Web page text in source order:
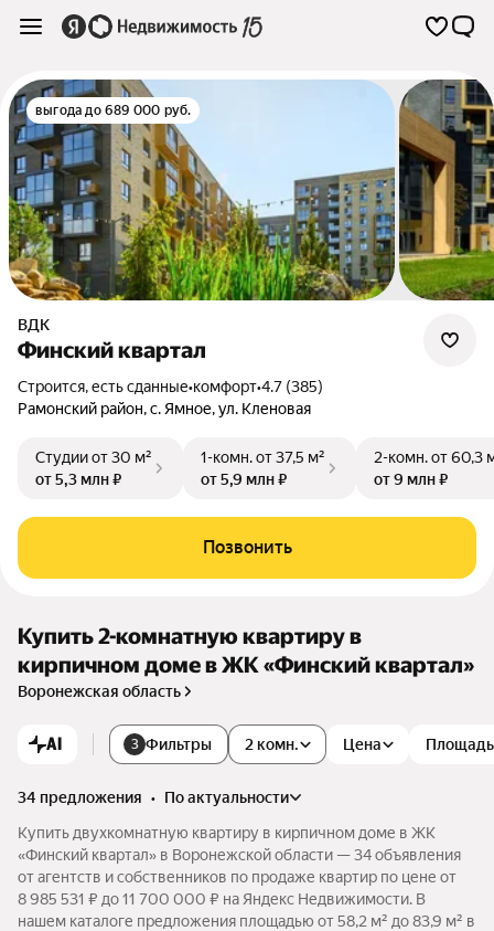
выгода до 689 000 руб.
ВДК
Финский квартал
Строится, есть сданные•комфорт•4.7 (385)
Рамонский район,с. Ямное,ул. Кленовая
Студииот 30 м²
от 5,3 млн ₽
1-комн.от 37,5 м²
от 5,9 млн ₽
2-комн.от 60,3
от 9 млн ₽
Позвонить
Купить 2-комнатную квартиру в
кирпичном доме в ЖК «Финский квартал»
Воронежская область
AI 3 Фильтры 2 комн. Цена Площадь
34 предложения •
по актуальности
Купить двухкомнатную квартиру в кирпичном доме в ЖК
«Финский квартал» в Воронежской области — 34 объявления
от агентств и собственников по продаже квартир по цене от
8 985 531 ₽ до 11 700 000 ₽ на Яндекс Недвижимости. В
нашем каталоге предложения площадью от 58,2 м² до 83,9 м² в